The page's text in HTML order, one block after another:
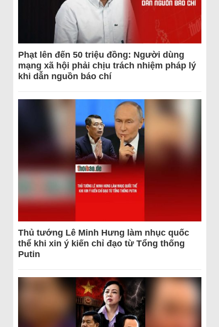
Phạt lên đến 50 triệu đồng: Người dùng
mạng xã hội phải chịu trách nhiệm pháp lý
khi dẫn nguồn báo chí
Thủ tướng Lê Minh Hưng làm nhục quốc
thể khi xin ý kiến chỉ đạo từ Tổng thống
Putin